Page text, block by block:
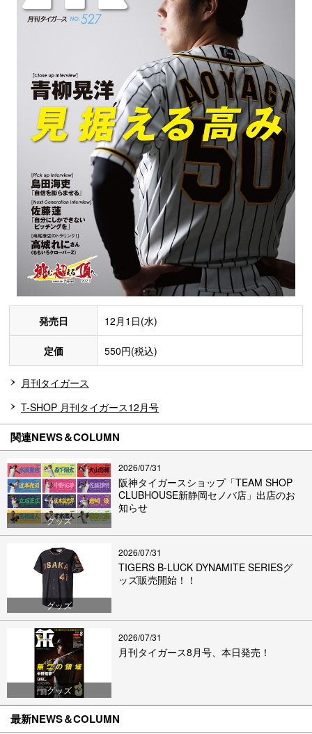
発売日 12月1日(水)
定価 550円(税込)
月刊タイガース
T-SHOP 月刊タイガース12月号
関連NEWS＆COLUMN
グッズ
2026/07/31
阪神タイガースショップ「TEAM SHOP
CLUBHOUSE新静岡セノバ店」出店のお
知らせ
グッズ
2026/07/31
TIGERS B-LUCK DYNAMITE SERIESグ
ッズ販売開始！！
グッズ
2026/07/31
月刊タイガース8月号、本日発売！
最新NEWS＆COLUMN